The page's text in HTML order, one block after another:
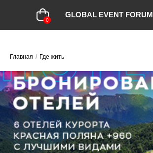
0
GLOBAL EVENT FORUM
Главная / Где жить